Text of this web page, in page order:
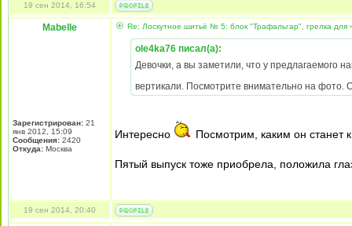
19 сен 2014, 16:54
Mabelle
Зарегистрирован: 21
янв 2012, 15:09
Сообщения: 2420
Откуда: Москва
Re: Лоскутное шитьё № 5: блок "Трафальгар", грелка для
ole4ka76 писал(а):
Девочки, а вы заметили, что у предлагаемого
вертикали. Посмотрите внимательно на фото.
Интересно Посмотрим, каким он станет
Пятый выпуск тоже приобрела, положила
19 сен 2014, 20:40